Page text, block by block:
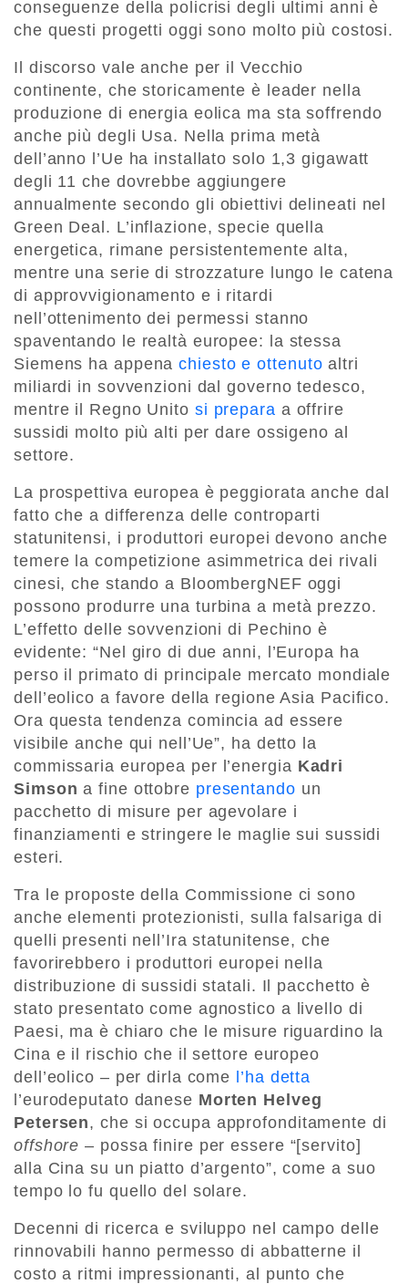
conseguenze della policrisi degli ultimi anni è
che questi progetti oggi sono molto più costosi.
Il discorso vale anche per il Vecchio
continente, che storicamente è leader nella
produzione di energia eolica ma sta soffrendo
anche più degli Usa. Nella prima metà
dell’anno l’Ue ha installato solo 1,3 gigawatt
degli 11 che dovrebbe aggiungere
annualmente secondo gli obiettivi delineati nel
Green Deal. L’inflazione, specie quella
energetica, rimane persistentemente alta,
mentre una serie di strozzature lungo le catena
di approvvigionamento e i ritardi
nell’ottenimento dei permessi stanno
spaventando le realtà europee: la stessa
Siemens ha appenachiesto e ottenuto altri
miliardi in sovvenzioni dal governo tedesco,
mentre il Regno Unito si prepara a offrire
sussidi molto più alti per dare ossigeno al
settore.
La prospettiva europea è peggiorata anche dal
fatto che a differenza delle controparti
statunitensi, i produttori europei devono anche
temere la competizione asimmetrica dei rivali
cinesi, che stando a BloombergNEF oggi
possono produrre una turbina a metà prezzo.
L’effetto delle sovvenzioni di Pechino è
evidente: “Nel giro di due anni, l’Europa ha
perso il primato di principale mercato mondiale
dell’eolico a favore della regione Asia Pacifico.
Ora questa tendenza comincia ad essere
visibile anche qui nell’Ue”, ha detto la
commissaria europea per l’energia Kadri
Simsona fine ottobre presentando un
pacchetto di misure per agevolare i
finanziamenti e stringere le maglie sui sussidi
esteri.
Tra le proposte della Commissione ci sono
anche elementi protezionisti, sulla falsariga di
quelli presenti nell’Ira statunitense, che
favorirebbero i produttori europei nella
distribuzione di sussidi statali. Il pacchetto è
stato presentato come agnostico a livello di
Paesi, ma è chiaro che le misure riguardino la
Cina e il rischio che il settore europeo
dell’eolico – per dirla come l’ha detta
l’eurodeputato danese Morten Helveg
Petersen, che si occupa approfonditamente di
offshore – possa finire per essere “[servito]
alla Cina su un piatto d’argento”, come a suo
tempo lo fu quello del solare.
Decenni di ricerca e sviluppo nel campo delle
rinnovabili hanno permesso di abbatterne il
costo a ritmi impressionanti, al punto che